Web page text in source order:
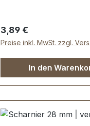
geeignet.Lieferumfang:1
Kofferecke
Regulärer Preis:
3,89 €
Preise inkl. MwSt. zzgl.
In den